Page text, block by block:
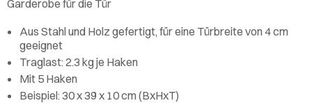
Garderobe für die Tür
Aus Stahl und Holz gefertigt, für eine Türbreite von 4 cm
geeignet
Traglast: 2.3 kg je Haken
Mit 5 Haken
Beispiel: 30 x 39 x 10 cm (BxHxT)